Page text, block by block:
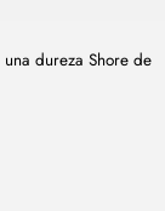
dureza Shore de